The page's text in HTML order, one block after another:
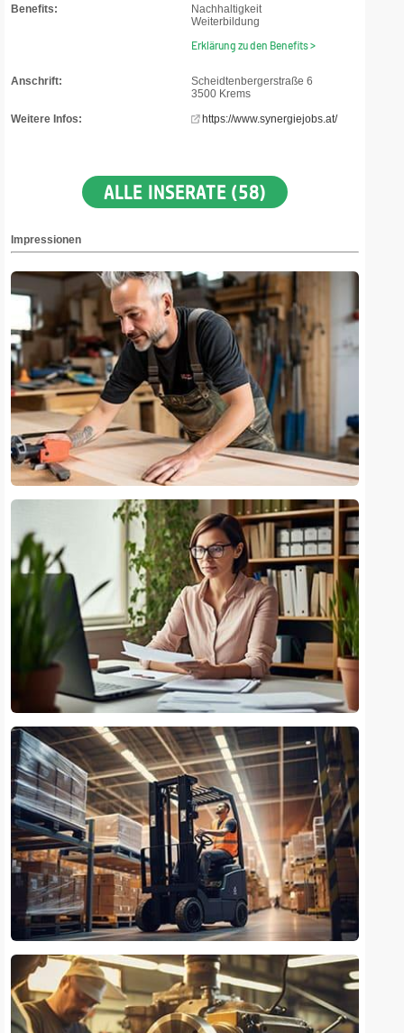
Benefits:
Nachhaltigkeit
Weiterbildung
Erklärung zu den Benefits >
Anschrift:
Scheidtenbergerstraße 6
3500 Krems
Weitere Infos:
https://www.synergiejobs.at/
ALLE INSERATE (58)
Impressionen